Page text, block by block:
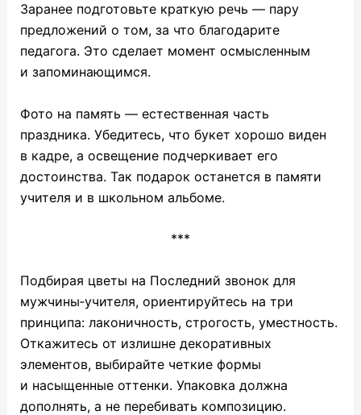
Заранее подготовьте краткую речь — пару
предложений о том, за что благодарите
педагога. Это сделает момент осмысленным
и запоминающимся.
Фото на память — естественная часть
праздника. Убедитесь, что букет хорошо виден
в кадре, а освещение подчеркивает его
достоинства. Так подарок останется в памяти
учителя и в школьном альбоме.
***
Подбирая цветы на Последний звонок для
мужчины‑учителя, ориентируйтесь на три
принципа: лаконичность, строгость, уместность.
Откажитесь от излишне декоративных
элементов, выбирайте четкие формы
и насыщенные оттенки. Упаковка должна
дополнять, а не перебивать композицию.